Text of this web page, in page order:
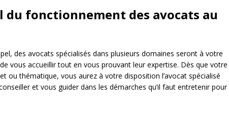
du fonctionnement des avocats au
des avocats spécialisés dans plusieurs domaines seront à votre
vous accueillir tout en vous prouvant leur expertise. Dès que votre
ou thématique, vous aurez à votre disposition l’avocat spécialisé
et vous guider dans les démarches qu’il faut entretenir pour